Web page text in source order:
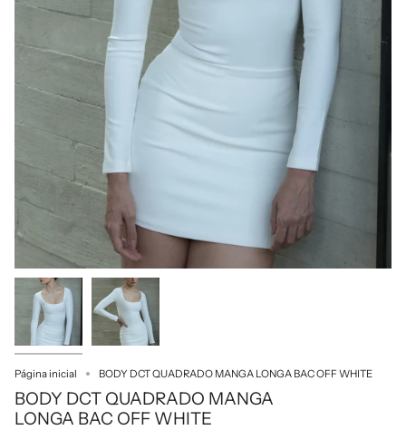
Página inicial BODY DCT QUADRADO MANGA LONGA BAC OFF WHITE
BODY DCT QUADRADO MANGA
LONGA BAC OFF WHITE